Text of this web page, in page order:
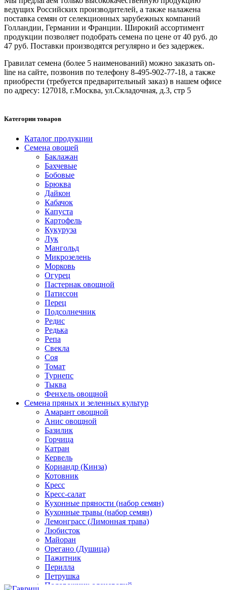
ведущих Российских производителей, а также налажена
поставка семян от селекционных зарубежных компаний
Голландии, Германии и Франции. Широкий ассортимент
продукции позволяет подобрать семена по цене от 40 руб. до
47 руб. Поставки производятся регулярно и без задержек.
Гравилат семена (более 5 наименований) можно заказать on-
line на сайте, позвонив по телефону 8-495-902-77-18, а также
приобрести (требуется предварительный заказ) в нашем офисе
по адресу: 127018, г.Москва, ул.Складочная, д.3, стр 5
Категории товаров
Каталог продукции
Семена овощей
Баклажан
Бахчевые
Бобовые
Брюква
Дайкон
Кабачок
Капуста
Картофель
Кукуруза
Лук
Мангольд
Микрозелень
Морковь
Огурец
Пастернак овощной
Патиссон
Перец
Подсолнечник
Редис
Редька
Репа
Свекла
Соя
Томат
Турнепс
Тыква
Фенхель овощной
Семена пряных и зеленных культур
Амарант овощной
Анис овощной
Базилик
Горчица
Катран
Кервель
Кориандр (Кинза)
Котовник
Кресс
Кресс-салат
Кухонные пряности (набор семян)
Кухонные травы (набор семян)
Лемонграсс (Лимонная трава)
Любисток
Майоран
Орегано (Душица)
Пажитник
Перилла
Петрушка
Подорожник оленерогий